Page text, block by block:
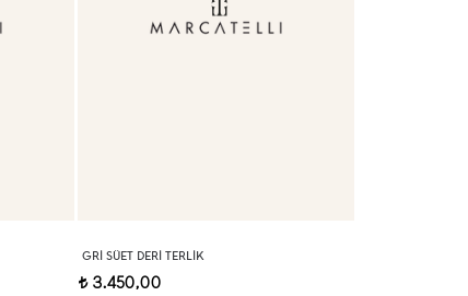
GRI SÜET DERI TERLIK
t3.450,00